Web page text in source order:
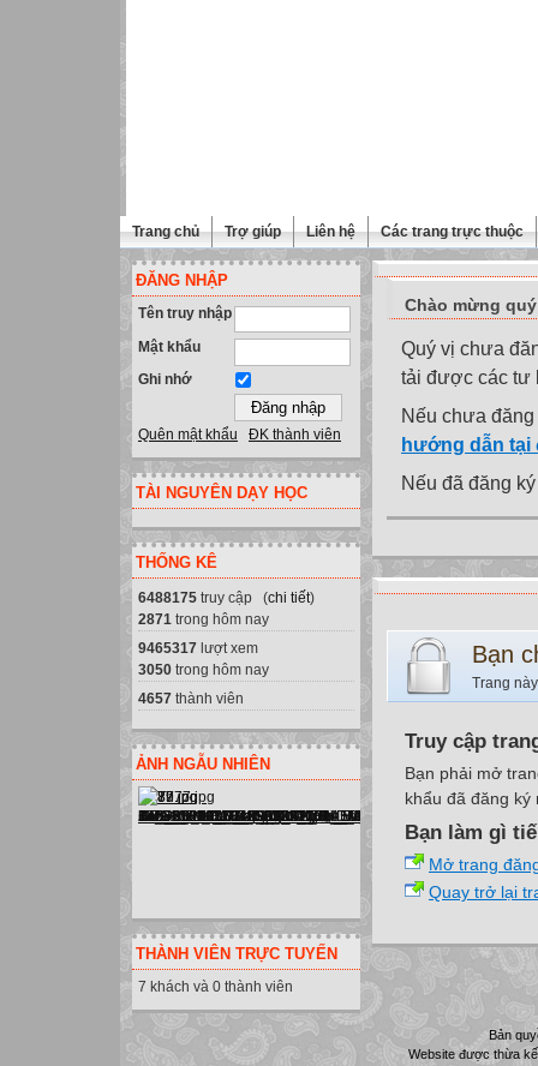
Trang chủ Trợ giúp Liên hệ Các trang trực thuộc
ĐĂNG NHẬP
Tên truy nhập
Mật khẩu
Ghi nhớ
Quên mật khẩu ĐK thành viên
TÀI NGUYÊN DẠY HỌC
THỐNG KÊ
6488175 truy cập (chi tiết)
2871 trong hôm nay
9465317 lượt xem
3050 trong hôm nay
4657 thành viên
ẢNH NGẪU NHIÊN
THÀNH VIÊN TRỰC TUYẾN
7 khách và 0 thành viên
Chào mừng
Quý vị chưa
tải được các tư
Nếu chưa
hướng dẫn tại
Nếu đã đăng
Bạn
Trang
Truy cập
Bạn phải mở
khẩu đã đăng
Bạn làm gì
Mở trang
Quay trở lại
Bản
Website được thừa